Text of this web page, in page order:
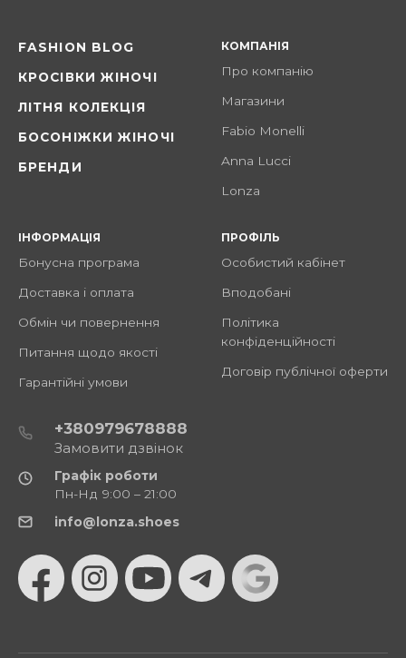
FASHION BLOG
КРОСІВКИ ЖІНОЧІ
ЛІТНЯ КОЛЕКЦІЯ
БОСОНІЖКИ ЖІНОЧІ
БРЕНДИ
КОМПАНІЯ
Про компанію
Магазини
Fabio Monelli
Anna Lucci
Lonza
ІНФОРМАЦІЯ
Бонусна програма
Доставка і оплата
Обмін чи повернення
Питання щодо якості
Гарантійні умови
ПРОФІЛЬ
Особистий кабінет
Вподобані
Політика
конфіденційності
Договір публічної оферти
+380979678888
Замовити дзвінок
Графік роботи
Пн-Нд 9:00 – 21:00
info@lonza.shoes